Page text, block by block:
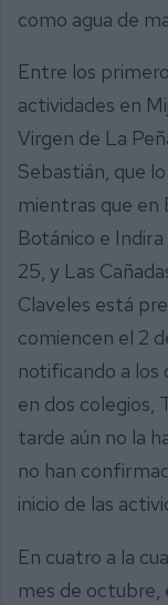
como agua de
Entre los
actividades en
Virgen de La
Sebastián, que
mientras que en
Botánico e
25, y Las
Claveles está
comiencen el 2
notificando a los
en dos colegios,
tarde aún no la
no han
inicio de las
En cuatro a la
mes de octubre,